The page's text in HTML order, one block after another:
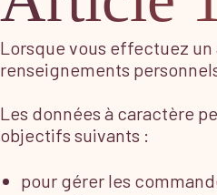
Lorsque vous effectuez un
renseignements
Les données à caractère
objectifs suivants :
pour gérer les